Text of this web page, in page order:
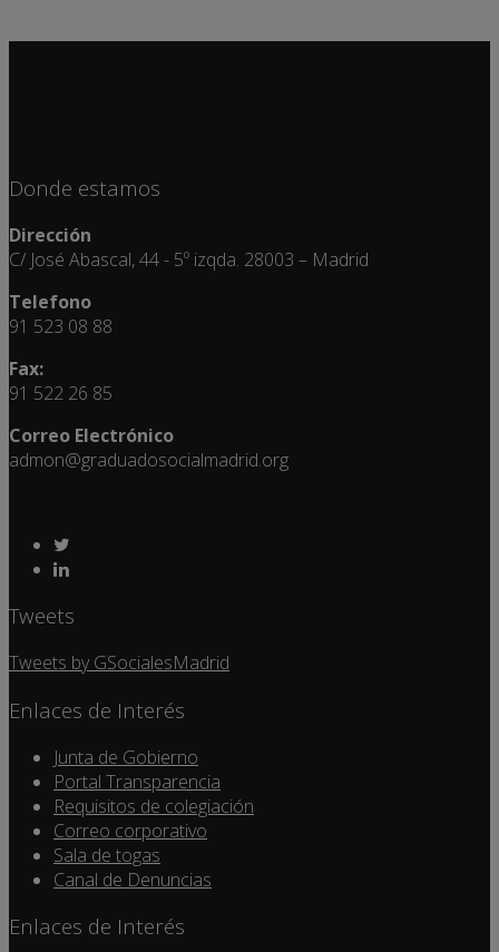
Donde estamos
Dirección
C/ José Abascal, 44 - 5º izqda. 28003 – Madrid
Telefono
91 523 08 88
Fax:
91 522 26 85
Correo Electrónico
admon@graduadosocialmadrid.org
Tweets
Tweets by GSocialesMadrid
Enlaces de Interés
Junta de Gobierno
Portal Transparencia
Requisitos de colegiación
Correo corporativo
Sala de togas
Canal de Denuncias
Enlaces de Interés